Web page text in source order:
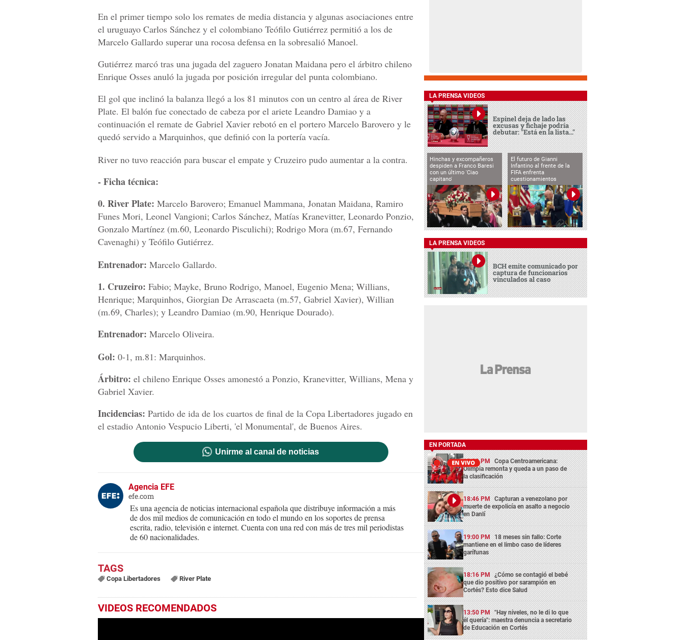
En el primer tiempo solo los remates de media distancia y algunas asociaciones entre
el uruguayo Carlos Sánchez y el colombiano Teófilo Gutiérrez permitió a los de
Marcelo Gallardo superar una rocosa defensa en la sobresalió Manoel.
Gutiérrez marcó tras una jugada del zaguero Jonatan Maidana pero el árbitro chileno
Enrique Osses anuló la jugada por posición irregular del punta colombiano.
El gol que inclinó la balanza llegó a los 81 minutos con un centro al área de River
Plate. El balón fue conectado de cabeza por el ariete Leandro Damiao y a
continuación el remate de Gabriel Xavier rebotó en el portero Marcelo Barovero y le
quedó servido a Marquinhos, que definió con la portería vacía.
River no tuvo reacción para buscar el empate y Cruzeiro pudo aumentar a la contra.
- Ficha técnica:
0. River Plate: Marcelo Barovero; Emanuel Mammana, Jonatan Maidana, Ramiro
Funes Mori, Leonel Vangioni; Carlos Sánchez, Matías Kranevitter, Leonardo Ponzio,
Gonzalo Martínez (m.60, Leonardo Pisculichi); Rodrigo Mora (m.67, Fernando
Cavenaghi) y Teófilo Gutiérrez.
Entrenador: Marcelo Gallardo.
1. Cruzeiro: Fabio; Mayke, Bruno Rodrigo, Manoel, Eugenio Mena; Willians,
Henrique; Marquinhos, Giorgian De Arrascaeta (m.57, Gabriel Xavier), Willian
(m.69, Charles); y Leandro Damiao (m.90, Henrique Dourado).
Entrenador: Marcelo Oliveira.
Gol: 0-1, m.81: Marquinhos.
Árbitro: el chileno Enrique Osses amonestó a Ponzio, Kranevitter, Willians, Mena y
Gabriel Xavier.
Incidencias: Partido de ida de los cuartos de final de la Copa Libertadores jugado en
el estadio Antonio Vespucio Liberti, 'el Monumental', de Buenos Aires.
Unirme al canal de noticias
Agencia EFE
efe.com
Es una agencia de noticias internacional española que distribuye información a más
de dos mil medios de comunicación en todo el mundo en los soportes de prensa
escrita, radio, televisión e internet. Cuenta con una red con más de tres mil periodistas
de 60 nacionalidades.
Copa Libertadores River Plate
VIDEOS RECOMENDADOS
LA PRENSA VIDEOS
Espinel deja de lado las
excusas y fichaje podría
debutar: "Está en la lista..."
Hinchas y excompañeros
despiden a Franco Baresi
con un último 'Ciao
capitano'
El futuro de Gianni
Infantino al frente de la
FIFA enfrenta
cuestionamientos
LA PRENSA VIDEOS
BCH emite comunicado por
captura de funcionarios
vinculados al caso
EN PORTADA
13:29 PM Copa Centroamericana:
Olimpia remonta y queda a un paso de
la clasificación
18:46 PM Capturan a venezolano por
muerte de expolicía en asalto a negocio
en Danlí
19:00 PM 18 meses sin fallo: Corte
mantiene en el limbo caso de líderes
garífunas
18:16 PM ¿Cómo se contagió el bebé
que dio positivo por sarampión en
Cortés? Esto dice Salud
13:50 PM "Hay niveles, no le di lo que
él quería": maestra denuncia a secretario
de Educación en Cortés